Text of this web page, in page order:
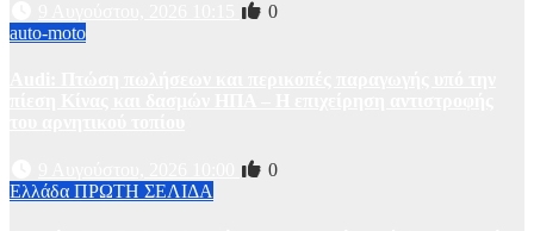
0
auto-moto
0
Ελλάδα ΠΡΩΤΗ ΣΕΛΙΔΑ